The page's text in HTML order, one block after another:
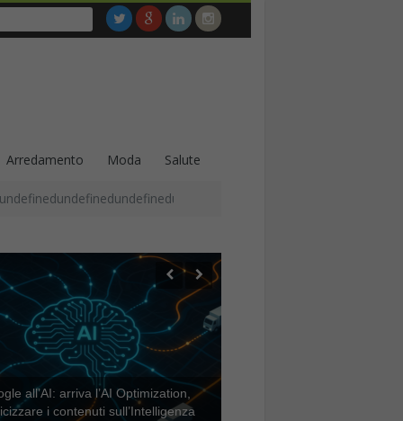
Arredamento Moda Salute
all’AI: arriva l’AI Optimization,
i contenuti sull’Intelligenza